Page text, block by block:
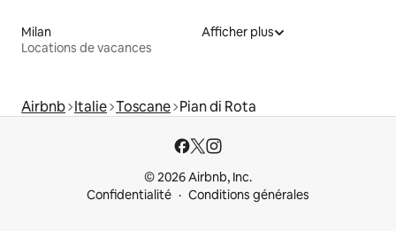
Milan
Locations de vacances
Afficher plus
Airbnb Italie Toscane Pian di Rota
© 2026 Airbnb, Inc.
Confidentialité
Conditions générales